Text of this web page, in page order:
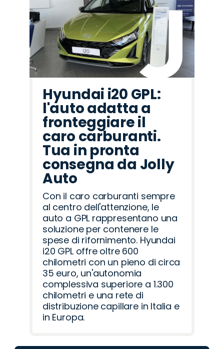
Hyundai i20 GPL:
l'auto adatta a
fronteggiare il
caro carburanti.
Tua in pronta
consegna da Jolly
Auto
Con il caro carburanti sempre
al centro dell'attenzione, le
auto a GPL rappresentano una
soluzione per contenere le
spese di rifornimento. Hyundai
i20 GPL offre oltre 600
chilometri con un pieno di circa
35 euro, un'autonomia
complessiva superiore a 1.300
chilometri e una rete di
distribuzione capillare in Italia e
in Europa.